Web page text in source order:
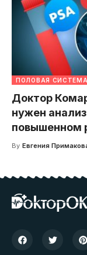
ПОЛОВАЯ СИСТЕМА
Доктор
нужен
повышенном
By Евгения